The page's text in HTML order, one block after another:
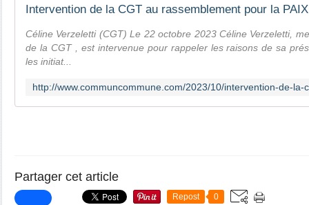
Céline Verzeletti (CGT) Le 22 octobre 2023 Céline Verzeletti,
de la CGT , est intervenue pour rappeler les raisons de sa
les initiat...
Partager cet article
Repost 0